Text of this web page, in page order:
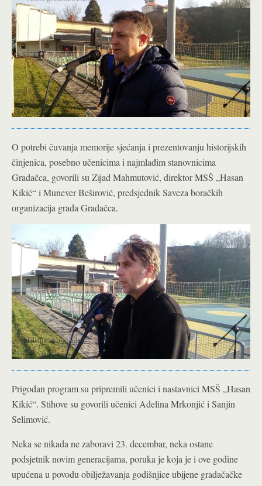
O potrebi čuvanja memorije sjećanja i prezentovanju historijskih
činjenica, posebno učenicima i najmlađim stanovnicima
Gradačca, govorili su Zijad Mahmutović, direktor MSŠ „Hasan
Kikić“ i Munever Beširović, predsjednik Saveza boračkih
organizacija grada Gradačca.
Prigodan program su pripremili učenici i nastavnici MSŠ „Hasan
Kikić“. Stihove su govorili učenici Adelina Mrkonjić i Sanjin
Selimović.
Neka se nikada ne zaboravi 23. decembar, neka ostane
podsjetnik novim generacijama, poruka je koja je i ove godine
upućena u povodu obilježavanja godišnjice ubijene gradačačke